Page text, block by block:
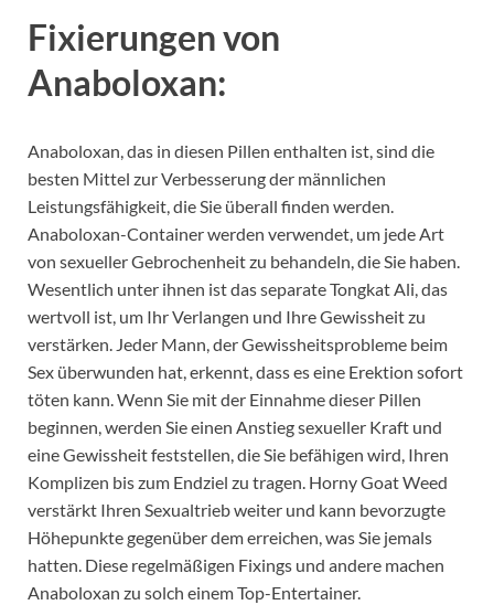
Fixierungen von
Anaboloxan:
Anaboloxan, das in diesen Pillen enthalten ist, sind die
besten Mittel zur Verbesserung der männlichen
Leistungsfähigkeit, die Sie überall finden werden.
Anaboloxan-Container werden verwendet, um jede Art
von sexueller Gebrochenheit zu behandeln, die Sie haben.
Wesentlich unter ihnen ist das separate Tongkat Ali, das
wertvoll ist, um Ihr Verlangen und Ihre Gewissheit zu
verstärken. Jeder Mann, der Gewissheitsprobleme beim
Sex überwunden hat, erkennt, dass es eine Erektion sofort
töten kann. Wenn Sie mit der Einnahme dieser Pillen
beginnen, werden Sie einen Anstieg sexueller Kraft und
eine Gewissheit feststellen, die Sie befähigen wird, Ihren
Komplizen bis zum Endziel zu tragen. Horny Goat Weed
verstärkt Ihren Sexualtrieb weiter und kann bevorzugte
Höhepunkte gegenüber dem erreichen, was Sie jemals
hatten. Diese regelmäßigen Fixings und andere machen
Anaboloxan zu solch einem Top-Entertainer.